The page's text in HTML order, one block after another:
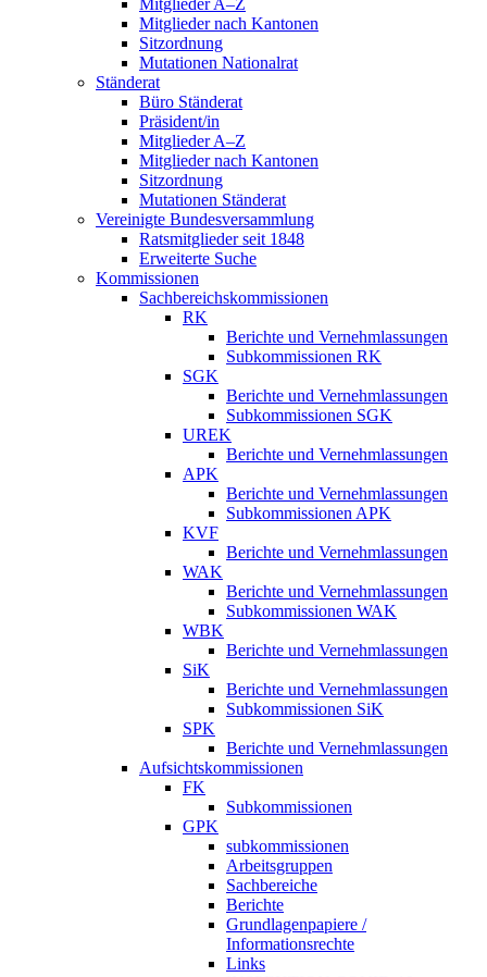
Mitglieder A–Z
Mitglieder nach Kantonen
Sitzordnung
Mutationen Nationalrat
Ständerat
Büro Ständerat
Präsident/in
Mitglieder A–Z
Mitglieder nach Kantonen
Sitzordnung
Mutationen Ständerat
Vereinigte Bundesversammlung
Ratsmitglieder seit 1848
Erweiterte Suche
Kommissionen
Sachbereichskommissionen
RK
Berichte und Vernehmlassungen
Subkommissionen RK
SGK
Berichte und Vernehmlassungen
Subkommissionen SGK
UREK
Berichte und Vernehmlassungen
APK
Berichte und Vernehmlassungen
Subkommissionen APK
KVF
Berichte und Vernehmlassungen
WAK
Berichte und Vernehmlassungen
Subkommissionen WAK
WBK
Berichte und Vernehmlassungen
SiK
Berichte und Vernehmlassungen
Subkommissionen SiK
SPK
Berichte und Vernehmlassungen
Aufsichtskommissionen
FK
Subkommissionen
GPK
subkommissionen
Arbeitsgruppen
Sachbereiche
Berichte
Grundlagenpapiere /
Informationsrechte
Links